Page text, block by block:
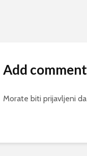
Add comment
Morate biti prijavljeni